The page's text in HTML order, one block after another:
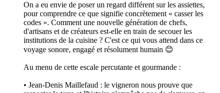
On a eu envie de poser un regard différent sur les assiettes,
pour comprendre ce que signifie concrètement « casser les
codes ». Comment une nouvelle génération de chefs,
d'artisans et de créateurs est-elle en train de secouer les
institutions de la cuisine ? C'est ce qui vous attend dans ce
voyage sonore, engagé et résolument humain 😊
Au menu de cette escale percutante et gourmande :
• Jean-Denis Maillefaud : le vigneron nous prouve que